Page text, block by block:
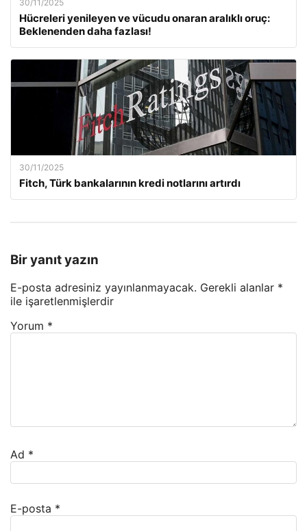
30/11/2025
Hücreleri yenileyen ve vücudu onaran aralıklı oruç:
Beklenenden daha fazlası!
30/11/2025
Fitch, Türk bankalarının kredi notlarını artırdı
Bir yanıt yazın
E-posta adresiniz yayınlanmayacak. Gerekli alanlar *
ile işaretlenmişlerdir
Yorum *
Ad *
E-posta *